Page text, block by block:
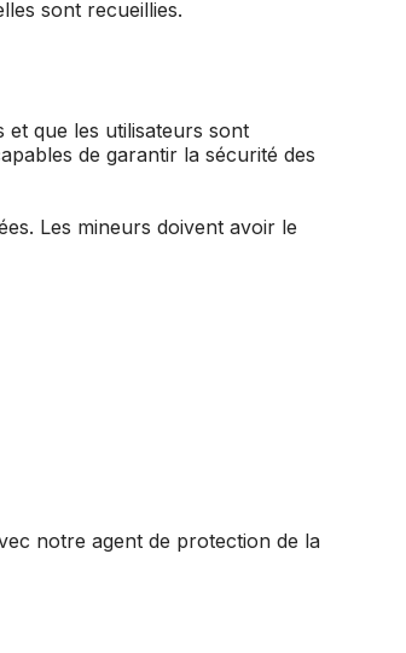
sont recueillies.
que les utilisateurs sont
de garantir la sécurité des
Les mineurs doivent avoir le
notre agent de protection de la